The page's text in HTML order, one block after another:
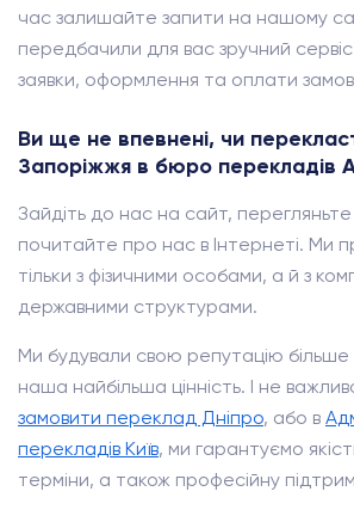
час залишайте запити на нашому
передбачили для вас зручний сервіс
заявки, оформлення та оплати
Ви ще не впевнені, чи
Запоріжжя в бюро перекладів
Зайдіть до нас на сайт, перегляньте
почитайте про нас в Інтернеті. Ми
тільки з фізичними особами, а й з
державними структурами.
Ми будували свою репутацію більше
наша найбільша цінність. І не
замовити переклад Дніпро, або в
перекладів Київ, ми гарантуємо
терміни, а також професійну